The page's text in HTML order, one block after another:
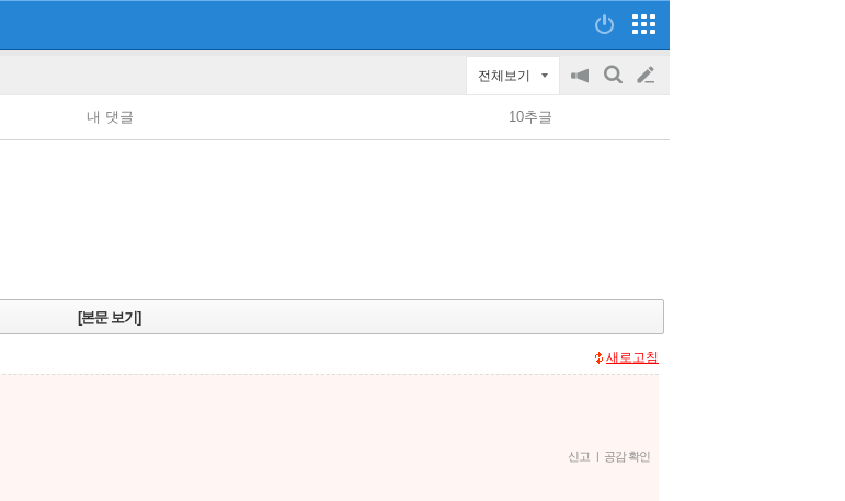
전체보기
공
on/off
검
글
쓰
내 댓글 10추글
[본문 보기]
새로고침
신고 | 공감 확인